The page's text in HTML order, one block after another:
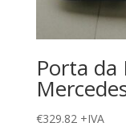
Porta da
€329.82 +IVA